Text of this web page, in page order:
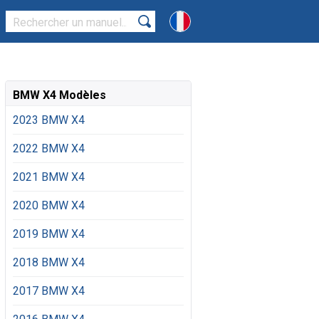
BMW X4 Modèles
2023 BMW X4
2022 BMW X4
2021 BMW X4
2020 BMW X4
2019 BMW X4
2018 BMW X4
2017 BMW X4